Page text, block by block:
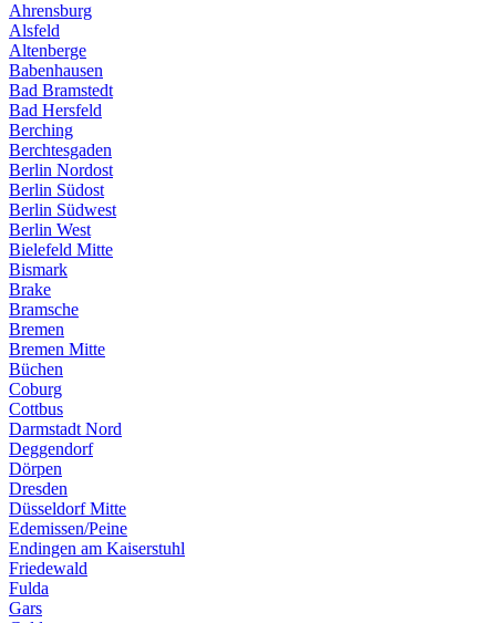
Ahrensburg
Alsfeld
Altenberge
Babenhausen
Bad Bramstedt
Bad Hersfeld
Berching
Berchtesgaden
Berlin Nordost
Berlin Südost
Berlin Südwest
Berlin West
Bielefeld Mitte
Bismark
Brake
Bramsche
Bremen
Bremen Mitte
Büchen
Coburg
Cottbus
Darmstadt Nord
Deggendorf
Dörpen
Dresden
Düsseldorf Mitte
Edemissen/Peine
Endingen am Kaiserstuhl
Friedewald
Fulda
Gars